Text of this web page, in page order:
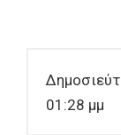
01:28 μμ